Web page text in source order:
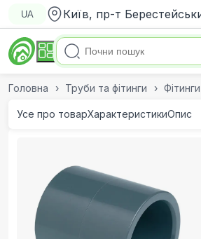
UA Київ, пр-т
Головна Труби та фітинги
Усе про товарХарактеристикиОпис